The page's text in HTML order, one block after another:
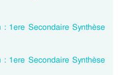
: 1ere Secondaire Synthèse
: 1ere Secondaire Synthèse